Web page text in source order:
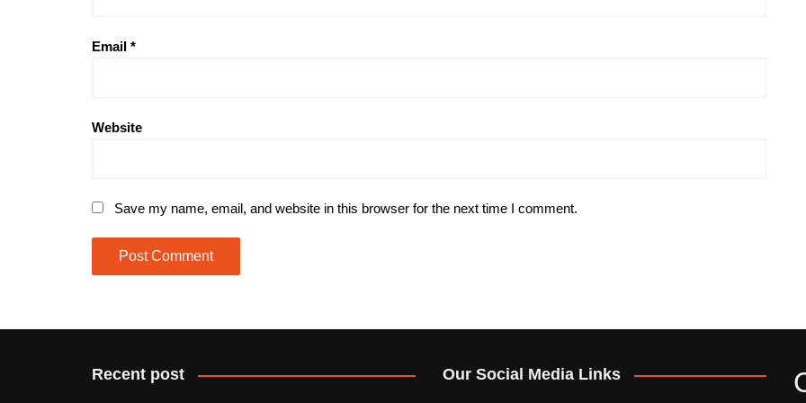
Email *
Website
Save my name, email, and website in this browser for the next time I comment.
Recent post Our Social Media Links